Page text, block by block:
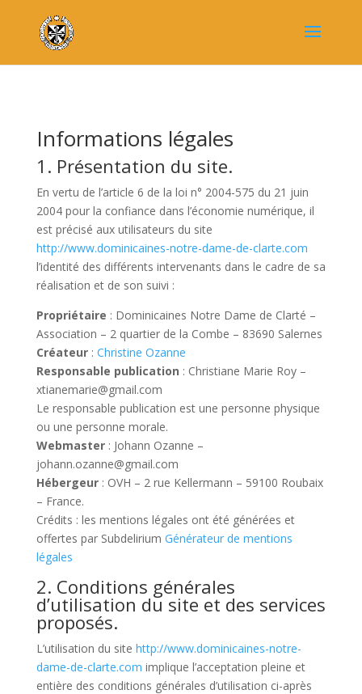
Informations légales
1. Présentation du site.
En vertu de l’article 6 de la loi n° 2004-575 du 21 juin
2004 pour la confiance dans l’économie numérique, il
est précisé aux utilisateurs du site
http://www.dominicaines-notre-dame-de-clarte.com
l’identité des différents intervenants dans le cadre de sa
réalisation et de son suivi :
Propriétaire : Dominicaines Notre Dame de Clarté –
Association – 2 quartier de la Combe – 83690 Salernes
Créateur: Christine Ozanne
Responsable publication : Christiane Marie Roy –
xtianemarie@gmail.com
Le responsable publication est une personne physique
ou une personne morale.
Webmaster: Johann Ozanne –
johann.ozanne@gmail.com
Hébergeur: OVH – 2 rue Kellermann – 59100 Roubaix
– France.
Crédits : les mentions légales ont été générées et
offertes par Subdelirium Générateur de mentions
légales
2. Conditions générales
d’utilisation du site et des services
proposés.
L’utilisation du site http://www.dominicaines-notre-
dame-de-clarte.com implique l’acceptation pleine et
entière des conditions générales d’utilisation ci-après